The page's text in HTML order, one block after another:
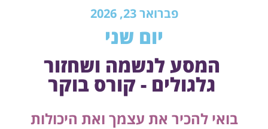
פברואר 23, 2026
יום שני
המסע לנשמה ושחזור
גלגולים - קורס בוקר
בואי להכיר את עצמך ואת היכולות